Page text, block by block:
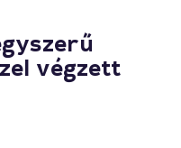
végzett